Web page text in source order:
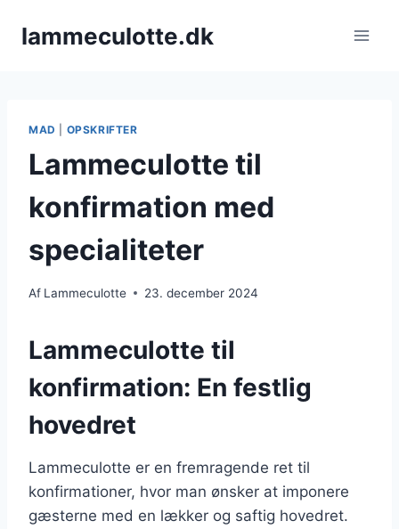
lammeculotte.dk
MAD OPSKRIFTER
Lammeculotte til
konfirmation med
specialiteter
Af Lammeculotte 23. december 2024
Lammeculotte til
konfirmation: En festlig
hovedret
Lammeculotte er en fremragende ret til
konfirmationer, hvor man ønsker at imponere
gæsterne med en lækker og saftig hovedret.